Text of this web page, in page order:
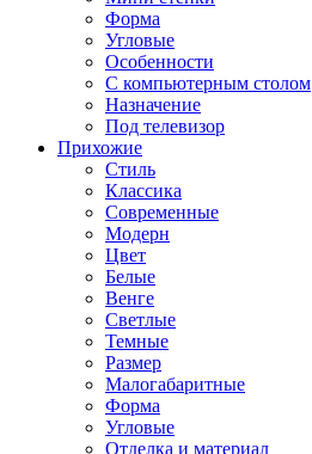
Форма
Угловые
Особенности
С компьютерным столом
Назначение
Под телевизор
Прихожие
Стиль
Классика
Современные
Модерн
Цвет
Белые
Венге
Светлые
Темные
Размер
Малогабаритные
Форма
Угловые
Отделка и материал